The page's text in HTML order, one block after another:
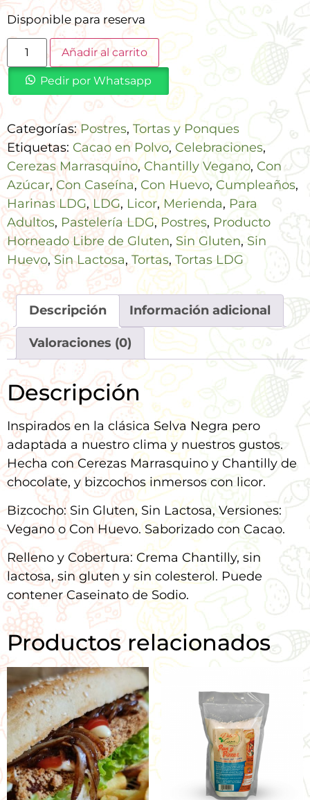
Disponible para reserva
Añadir al carrito
Pedir por Whatsapp
Categorías:Postres, Tortas y Ponques
Etiquetas: Cacao en Polvo, Celebraciones,
Cerezas Marrasquino,Chantilly Vegano, Con
Azúcar, Con Caseína,Con Huevo, Cumpleaños,
Harinas LDG,LDG, Licor,Merienda, Para
Adultos, Pastelería LDG,Postres, Producto
Horneado Libre de Gluten, Sin Gluten, Sin
Huevo,Sin Lactosa, Tortas, Tortas LDG
Descripción Información adicional
Valoraciones (0)
Descripción
Inspirados en la clásica Selva Negra pero
adaptada a nuestro clima y nuestros gustos.
Hecha con Cerezas Marrasquino y Chantilly de
chocolate, y bizcochos inmersos con licor.
Bizcocho: Sin Gluten, Sin Lactosa, Versiones:
Vegano o Con Huevo. Saborizado con Cacao.
Relleno y Cobertura: Crema Chantilly, sin
lactosa, sin gluten y sin colesterol. Puede
contener Caseinato de Sodio.
Productos relacionados